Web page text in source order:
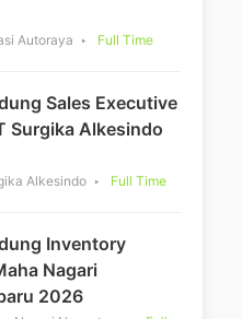
Autoraya Full Time
Sales Executive
Surgika Alkesindo
Alkesindo Full Time
Inventory
Nagari
2026